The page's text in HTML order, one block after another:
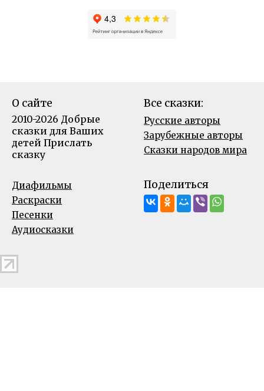
О сайте
2010-2026 Добрые
сказки для Ваших
детей Прислать
сказку
Все сказки:
Русские авторы
Зарубежные авторы
Сказки народов мира
Диафильмы
Раскраски
Песенки
Аудиосказки
Поделиться